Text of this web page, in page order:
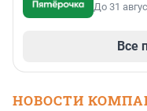
До 31
Все
НОВОСТИ